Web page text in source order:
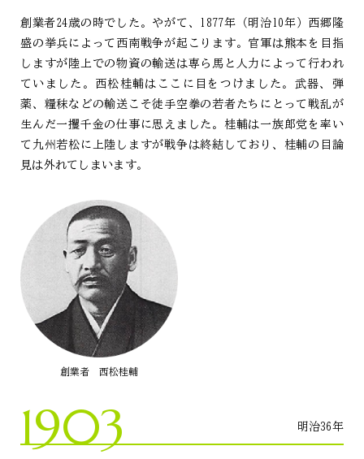
創業者 西松桂輔
創業者24歳の時でした。やがて、1877年（明治10年）西郷隆
盛の挙兵によって西南戦争が起こります。官軍は熊本を目指
しますが陸上での物資の輸送は専ら馬と人力によって行われ
ていました。西松桂輔はここに目をつけました。武器、弾
薬、糧秣などの輸送こそ徒手空拳の若者たちにとって戦乱が
生んだ一攫千金の仕事に思えました。桂輔は一族郎党を率い
て九州若松に上陸しますが戦争は終結しており、桂輔の目論
見は外れてしまいます。
1903 明治36年